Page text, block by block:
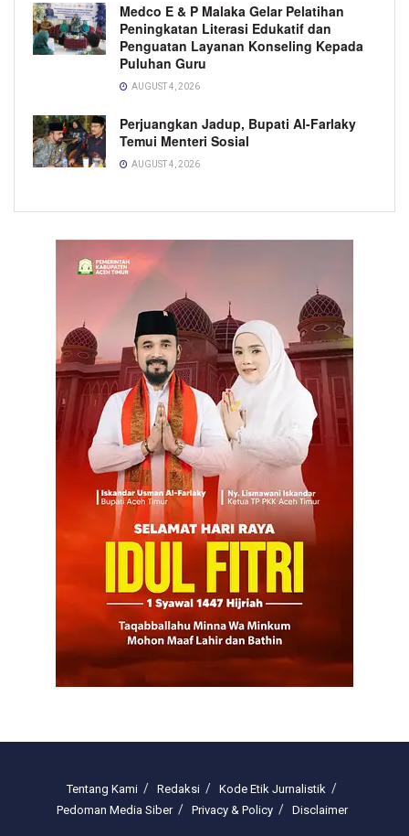
Medco E & P Malaka Gelar Pelatihan
Peningkatan Literasi Edukatif dan
Penguatan Layanan Konseling Kepada
Puluhan Guru
AUGUST 4, 2026
Perjuangkan Jadup, Bupati Al-Farlaky
Temui Menteri Sosial
AUGUST 4, 2026
Tentang Kami Redaksi
Kode Etik Jurnalistik
Pedoman Media Siber
Privacy & Policy Disclaimer